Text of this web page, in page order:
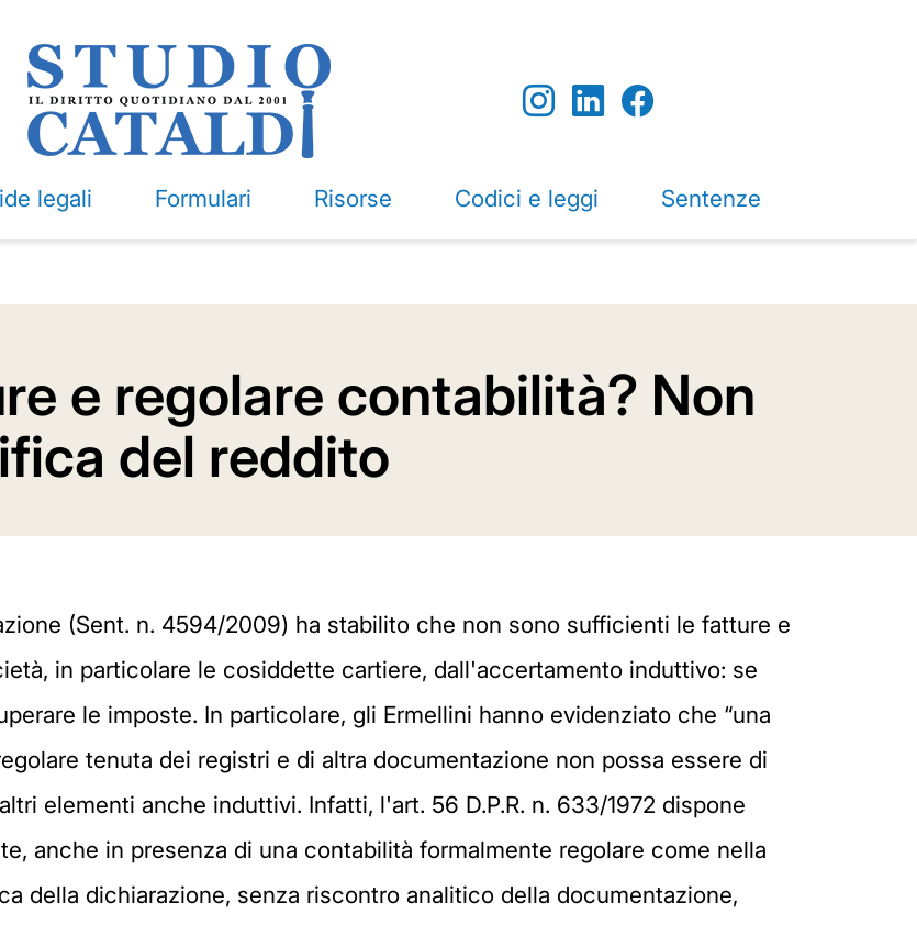
legali Formulari Risorse Codici e leggi Sentenze
e regolare contabilità? Non
del reddito
(Sent. n. 4594/2009) ha stabilito che non sono sufficienti le fatture e
in particolare le cosiddette cartiere, dall'accertamento induttivo: se
le imposte. In particolare, gli Ermellini hanno evidenziato che “una
tenuta dei registri e di altra documentazione non possa essere di
elementi anche induttivi. Infatti, l'art. 56 D.P.R. n. 633/1972 dispone
anche in presenza di una contabilità formalmente regolare come nella
della dichiarazione, senza riscontro analitico della documentazione,